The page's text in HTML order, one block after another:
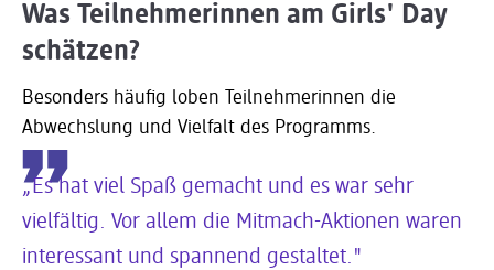
Was Teilnehmerinnen am Girls' Day
schätzen?
Besonders häufig loben Teilnehmerinnen die
Abwechslung und Vielfalt des Programms.
„Es hat viel Spaß gemacht und es war sehr
vielfältig. Vor allem die Mitmach-Aktionen waren
interessant und spannend gestaltet."